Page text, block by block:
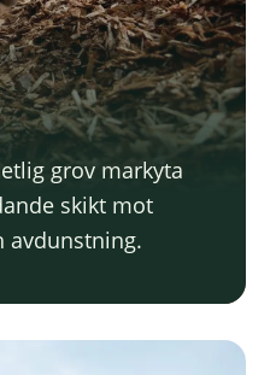
grov markyta
skikt mot
avdunstning.